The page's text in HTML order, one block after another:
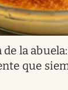
de la
que